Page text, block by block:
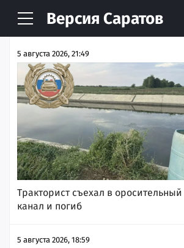
Версия Саратов
НОВОСТИ АРХИВ
5 августа 2026, 21:49
Тракторист съехал в оросительный
канал и погиб
5 августа 2026, 18:59